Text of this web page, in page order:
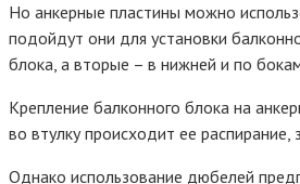
Но анкерные пластины можно
подойдут они для установки
блока, а вторые – в нижней и по
Крепление балконного блока на
во втулку происходит ее распирание,
Однако использование дюбелей